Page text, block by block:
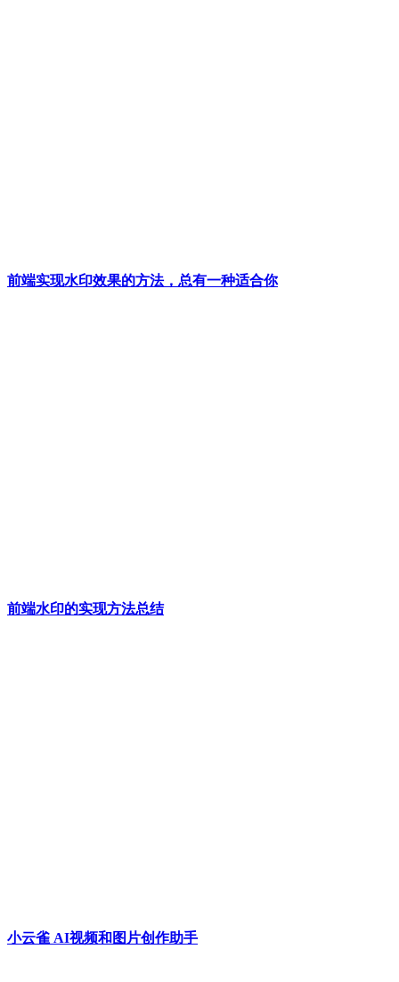
前端实现水印效果的方法，总有一种适合你
前端水印的实现方法总结
小云雀 AI视频和图片创作助手